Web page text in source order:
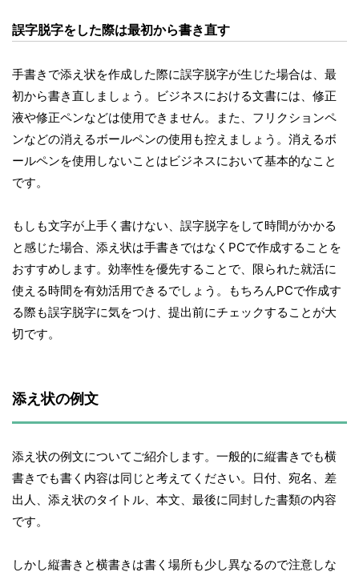
誤字脱字をした際は最初から書き直す
手書きで添え状を作成した際に誤字脱字が生じた場合は、最
初から書き直しましょう。ビジネスにおける文書には、修正
液や修正ペンなどは使用できません。また、フリクションペ
ンなどの消えるボールペンの使用も控えましょう。消えるボ
ールペンを使用しないことはビジネスにおいて基本的なこと
です。
もしも文字が上手く書けない、誤字脱字をして時間がかかる
と感じた場合、添え状は手書きではなくPCで作成することを
おすすめします。効率性を優先することで、限られた就活に
使える時間を有効活用できるでしょう。もちろんPCで作成す
る際も誤字脱字に気をつけ、提出前にチェックすることが大
切です。
添え状の例文
添え状の例文についてご紹介します。一般的に縦書きでも横
書きでも書く内容は同じと考えてください。日付、宛名、差
出人、添え状のタイトル、本文、最後に同封した書類の内容
です。
しかし縦書きと横書きは書く場所も少し異なるので注意しな